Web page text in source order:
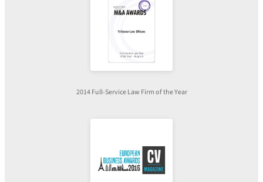
2014 Full-Service Law Firm of the Year